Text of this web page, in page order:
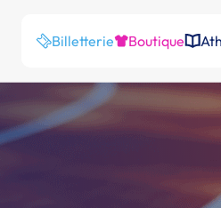
Billetterie Boutique